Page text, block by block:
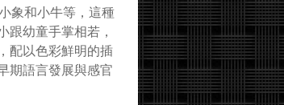
象和小牛等，這種
幼童手掌相若，
配以色彩鮮明的插
期語言發展與感官